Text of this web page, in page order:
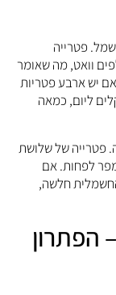
פטרייה
וואט, מה שאומר
אם יש ארבע פטריות
ליום, כמאה
של שלושת
לפחות. אם
חלשה,